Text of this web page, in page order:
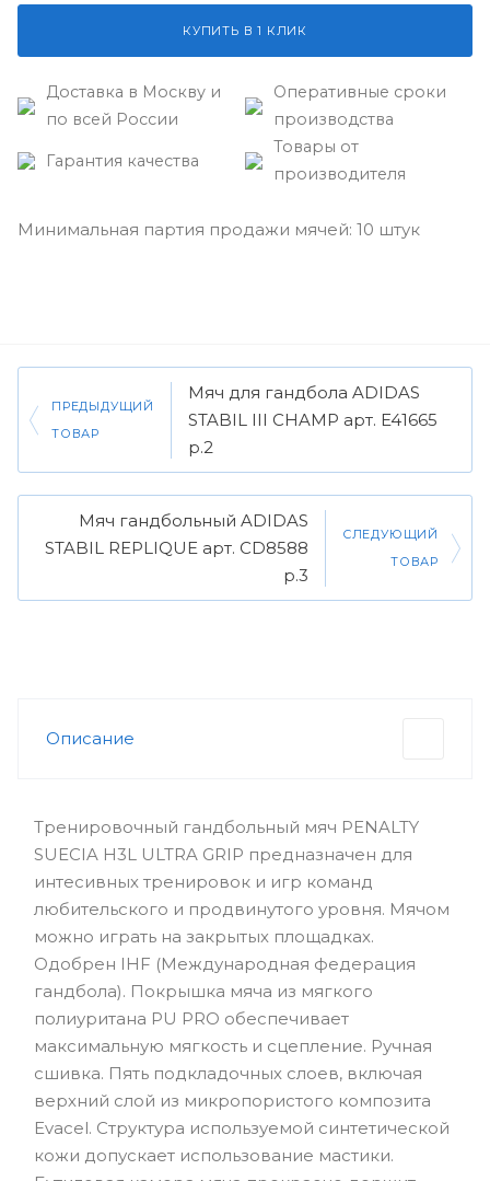
КУПИТЬ В 1 КЛИК
Доставка в Москву и
по всей России
Оперативные сроки
производства
Гарантия качества
Товары от
производителя
Минимальная партия продажи мячей: 10 штук
ПРЕДЫДУЩИЙ
ТОВАР
Мяч для гандбола ADIDAS
STABIL III CHAMP арт. E41665
р.2
Мяч гандбольный ADIDAS
STABIL REPLIQUE арт. CD8588
р.3
СЛЕДУЮЩИЙ
ТОВАР
Описание
Тренировочный гандбольный мяч PENALTY
SUECIA H3L ULTRA GRIP предназначен для
интесивных тренировок и игр команд
любительского и продвинутого уровня. Мячом
можно играть на закрытых площадках.
Одобрен IHF (Международная федерация
гандбола). Покрышка мяча из мягкого
полиуритана PU PRO обеспечивает
максимальную мягкость и сцепление. Ручная
сшивка. Пять подкладочных слоев, включая
верхний слой из микропористого композита
Evacel. Структура используемой синтетической
кожи допускает использование мастики.